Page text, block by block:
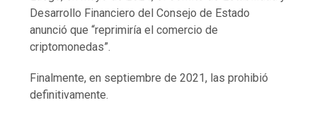
Desarrollo Financiero del Consejo de Estado
anunció que “reprimiría el comercio de
criptomonedas”.
Finalmente, en septiembre de 2021, las prohibió
definitivamente.